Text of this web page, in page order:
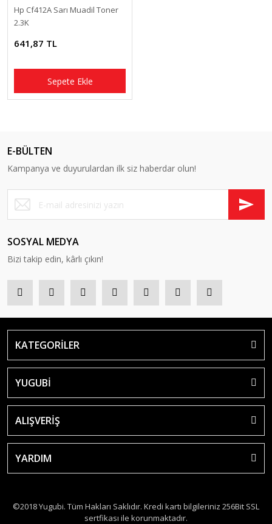
Hp Cf412A Sarı Muadil Toner
2.3K
641,87 TL
Sepete Ekle
E-BÜLTEN
Kampanya ve duyurulardan ilk siz haberdar olun!
SOSYAL MEDYA
Bizi takip edin, kârlı çıkın!
KATEGORİLER
YUGUBİ
ALIŞVERİŞ
YARDIM
©2018 Yugubi. Tüm Hakları Saklıdır. Kredi kartı bilgileriniz 256Bit SSL
sertfikası ile korunmaktadır.